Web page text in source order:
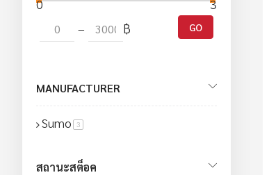
0
3000
–
฿ GO
MANUFACTURER
Sumo 3สินค้า
สถานะสต็อค